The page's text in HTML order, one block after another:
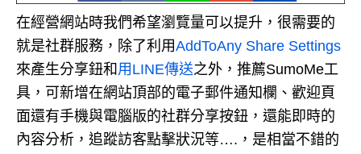
在經營網站時我們希望瀏覽量可以提升，很需要的
就是社群服務，除了利用AddToAny Share Settings
來產生分享鈕和 用LINE傳送之外，推薦SumoMe工
具，可新增在網站頂部的電子郵件通知欄、歡迎頁
面還有手機與電腦版的社群分享按鈕，還能即時的
內容分析，追蹤訪客點擊狀況等….，是相當不錯的